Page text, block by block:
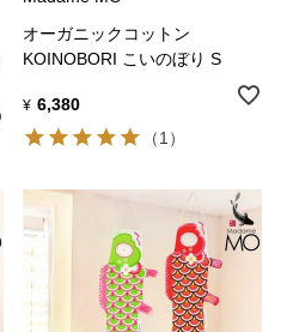
オーガニックコットン
KOINOBORI こいのぼり S
¥ 6,380
（1）